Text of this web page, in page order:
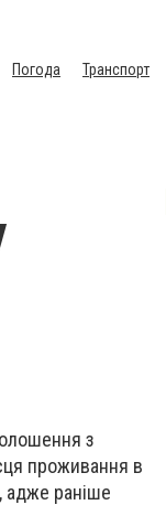
Погода
Транспорт
з
проживання в
адже раніше